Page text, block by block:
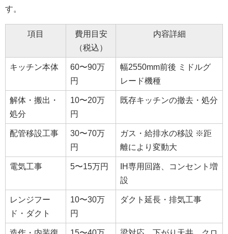
す。
項目
費用目安
（税込）
内容詳細
キッチン本体
60〜90万
円
幅2550mm前後 ミドルグ
レード機種
解体・搬出・
処分
10〜20万
円
既存キッチンの撤去・処分
配管移設工事
30〜70万
円
ガス・給排水の移設 ※距
離により変動大
電気工事 5〜15万円
IH専用回路、コンセント増
設
レンジフー
ド・ダクト
10〜30万
円
ダクト延長・排気工事